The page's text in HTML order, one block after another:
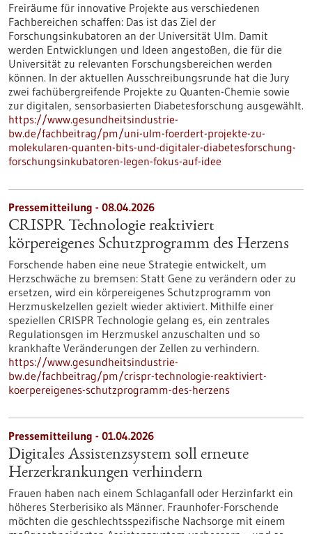
Freiräume für innovative Projekte aus verschiedenen
Fachbereichen schaffen: Das ist das Ziel der
Forschungsinkubatoren an der Universität Ulm. Damit
werden Entwicklungen und Ideen angestoßen, die für die
Universität zu relevanten Forschungsbereichen werden
können. In der aktuellen Ausschreibungsrunde hat die Jury
zwei fachübergreifende Projekte zu Quanten-Chemie sowie
zur digitalen, sensorbasierten Diabetesforschung ausgewählt.
https://www.gesundheitsindustrie-
bw.de/fachbeitrag/pm/uni-ulm-foerdert-projekte-zu-
molekularen-quanten-bits-und-digitaler-diabetesforschung-
forschungsinkubatoren-legen-fokus-auf-idee
Pressemitteilung - 08.04.2026
CRISPR Technologie reaktiviert
körpereigenes Schutzprogramm des Herzens
Forschende haben eine neue Strategie entwickelt, um
Herzschwäche zu bremsen: Statt Gene zu verändern oder zu
ersetzen, wird ein körpereigenes Schutzprogramm von
Herzmuskelzellen gezielt wieder aktiviert. Mithilfe einer
speziellen CRISPR Technologie gelang es, ein zentrales
Regulationsgen im Herzmuskel anzuschalten und so
krankhafte Veränderungen der Zellen zu verhindern.
https://www.gesundheitsindustrie-
bw.de/fachbeitrag/pm/crispr-technologie-reaktiviert-
koerpereigenes-schutzprogramm-des-herzens
Pressemitteilung - 01.04.2026
Digitales Assistenzsystem soll erneute
Herzerkrankungen verhindern
Frauen haben nach einem Schlaganfall oder Herzinfarkt ein
höheres Sterberisiko als Männer. Fraunhofer-Forschende
möchten die geschlechtsspezifische Nachsorge mit einem